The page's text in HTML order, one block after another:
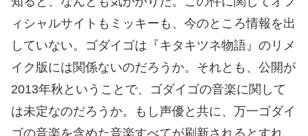
ィシャルサイトもミッキーも、今のところ情報を出
していない。ゴダイゴは『キタキツネ物語』のリメ
イク版には関係ないのだろうか。それとも、公開が
2013年秋ということで、ゴダイゴの音楽に関して
は未定なのだろうか。もし声優と共に、万一ゴダイ